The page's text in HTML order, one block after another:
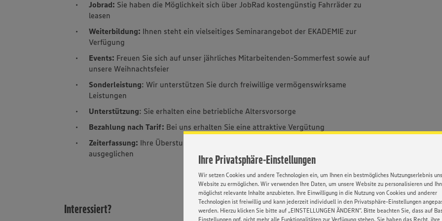
Ihre Privatsphäre-Einstellungen
Wir setzen Cookies und andere Technologien ein, um Ihnen ein bestmögliches Nutzungserlebnis
Website zu ermöglichen. Wir verwenden Ihre Daten, um unsere Website zu personalisieren und
möglichst relevante Inhalte anzubieten. Ihre Einwilligung in die Nutzung von Cookies und anderer
Technologien ist freiwillig und kann jederzeit individuell in den Privatsphäre-Einstellungen
werden. Hierzu klicken Sie bitte auf „EINSTELLUNGEN ÄNDERN”. Bitte beachten Sie, dass auf
Einstellungen ggf. nicht mehr alle Funktionalitäten zur Verfügung stehen. Sie haben das Recht, ihre
Jobrad: Sie haben die Möglichkeit sich über JobRad kostengünstig Fahrräder zu
leasen
Weiterbildung: Ihnen steht ein vielseitiges Seminarangebot der EKADEMIE zur
Verfügung
Events: Freuen Sie sich auf unser jährliches Mitarbeitenden-Sommerfest sowie auf
unsere Weihnachtsfeier
Sonderleistung: Wir unterstützen Sie durch freiwillige vermögenswirksame
Leistungen
Unterstützung: Sie erhalten eine betriebliche Altersvorsorge
Bezahlung nach Tarif: Bei uns erhalten Sie eine attraktive Vergütung
Zeiterfassung: Ihre Überstunden werden erfasst und durch Freizeit oder Bezahlung
ausgeglichen
Interessiert? Kontakt